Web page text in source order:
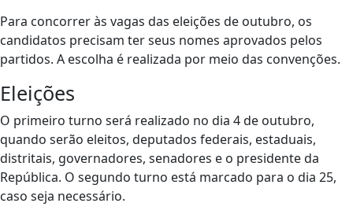
Para concorrer às vagas das eleições de outubro, os
candidatos precisam ter seus nomes aprovados pelos
partidos. A escolha é realizada por meio das convenções.
Eleições
O primeiro turno será realizado no dia 4 de outubro,
quando serão eleitos, deputados federais, estaduais,
distritais, governadores, senadores e o presidente da
República. O segundo turno está marcado para o dia 25,
caso seja necessário.